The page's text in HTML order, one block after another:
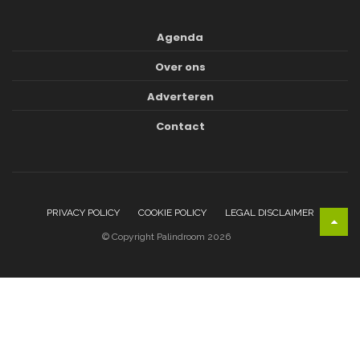
Agenda
Over ons
Adverteren
Contact
PRIVACY POLICY COOKIE POLICY LEGAL DISCLAIMER
© Copyright Palindroom 2026